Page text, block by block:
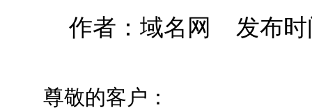
作者：域名网 发布
尊敬的客户：